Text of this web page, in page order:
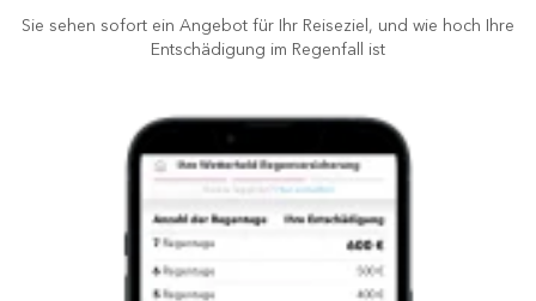
Sie sehen sofort ein Angebot für Ihr Reiseziel, und wie hoch Ihre
Entschädigung im Regenfall ist